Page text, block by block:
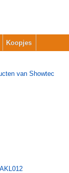
Koopjes